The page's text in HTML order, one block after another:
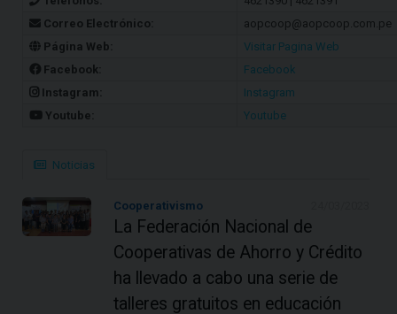
Correo Electrónico:
aopcoop@aopcoop.com.pe
Página Web:
Visitar Pagina Web
Facebook:
Facebook
Instagram:
Instagram
Youtube:
Youtube
Noticias
Cooperativismo
La Federación Nacional de
Cooperativas de Ahorro y Crédito
ha llevado a cabo una serie de
talleres gratuitos en educación